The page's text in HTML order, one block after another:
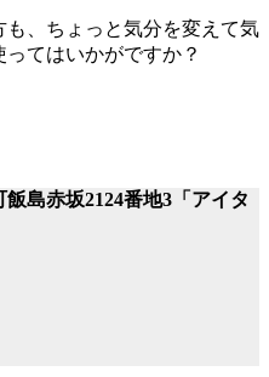
、ちょっと気分を変えて気
てはいかがですか？
島赤坂2124番地3「アイタ